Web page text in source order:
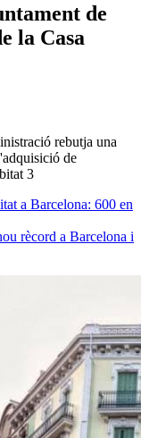
de
la Casa
rebutja una
de
3
a Barcelona: 600 en
rècord a Barcelona i